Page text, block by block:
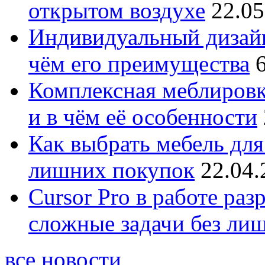
открытом воздухе
Индивидуальный
чём его преимущества
Комплексная
и в чём её особенности
Как выбрать мебель
лишних покупок
Cursor Pro в работе
сложные задачи без
все новости